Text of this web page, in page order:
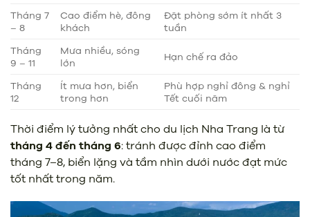
Tháng 7
– 8
Cao điểm hè, đông
khách
Đặt phòng sớm ít nhất 3
tuần
Tháng
9 – 11
Mưa nhiều, sóng
lớn
Hạn chế ra đảo
Tháng
12
Ít mưa hơn, biển
trong hơn
Phù hợp nghỉ đông & nghỉ
Tết cuối năm
Thời điểm lý tưởng nhất cho du lịch Nha Trang là từ
tháng 4 đến tháng 6: tránh được đỉnh cao điểm
tháng 7–8, biển lặng và tầm nhìn dưới nước đạt mức
tốt nhất trong năm.